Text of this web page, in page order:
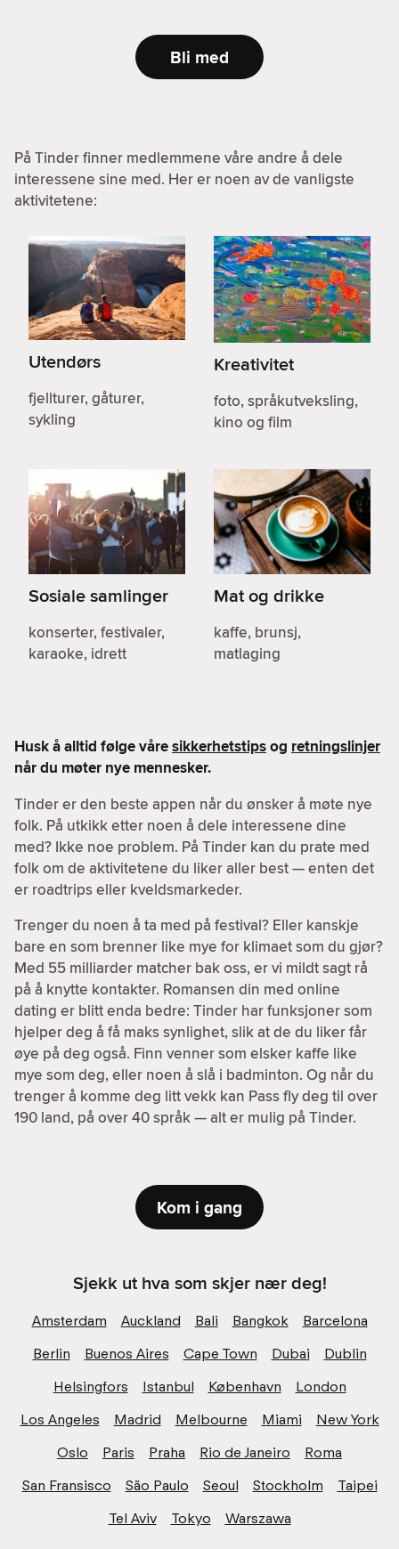
Bli med
På Tinder finner medlemmene våre andre å dele
interessene sine med. Her er noen av de vanligste
aktivitetene:
Utendørs
fjellturer, gåturer,
sykling
Kreativitet
foto, språkutveksling,
kino og film
Sosiale samlinger
konserter, festivaler,
karaoke, idrett
Mat og drikke
kaffe, brunsj,
matlaging
Husk å alltid følge våresikkerhetstipsog retningslinjer
når du møter nye mennesker.
Tinder er den beste appen når du ønsker å møte nye
folk. På utkikk etter noen å dele interessene dine
med? Ikke noe problem. På Tinder kan du prate med
folk om de aktivitetene du liker aller best — enten det
er roadtrips eller kveldsmarkeder.
Trenger du noen å ta med på festival? Eller kanskje
bare en som brenner like mye for klimaet som du gjør?
Med 55 milliarder matcher bak oss, er vi mildt sagt rå
på å knytte kontakter. Romansen din med online
dating er blitt enda bedre: Tinder har funksjoner som
hjelper deg å få maks synlighet, slik at de du liker får
øye på deg også. Finn venner som elsker kaffe like
mye som deg, eller noen å slå i badminton. Og når du
trenger å komme deg litt vekk kan Pass fly deg til over
190 land, på over 40 språk — alt er mulig på Tinder.
Kom i gang
Sjekk ut hva som skjer nær deg!
Amsterdam Auckland Bali Bangkok
Barcelona
Berlin
Buenos Aires Cape Town Dubai
Dublin
Helsingfors
Istanbul København
London
Los Angeles
Madrid Melbourne Miami
New York
Oslo
Paris Praha Rio de Janeiro
Roma
San Fransisco
São Paulo Seoul Stockholm
Taipei
Tel Aviv
Tokyo Warszawa